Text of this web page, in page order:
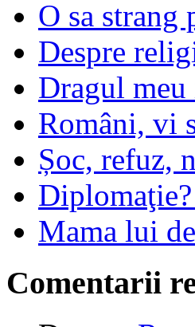
O sa strang
Despre
Dragul
Români, vi
Șoc, refuz,
Mama lui
Comentarii